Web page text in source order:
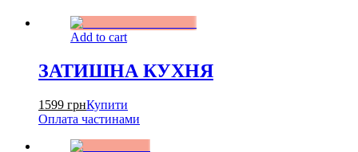
Add to cart
ЗАТИШНА КУХНЯ
1599 грнКупити
Оплата частинами